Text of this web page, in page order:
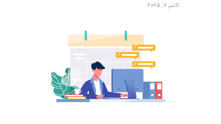
اکتبر 7, 2025